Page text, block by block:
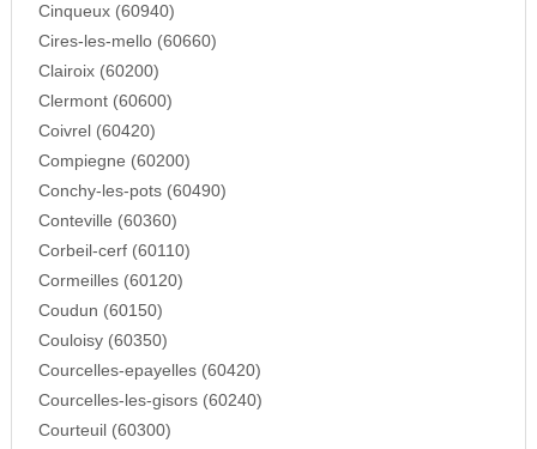
Cinqueux (60940)
Cires-les-mello (60660)
Clairoix (60200)
Clermont (60600)
Coivrel (60420)
Compiegne (60200)
Conchy-les-pots (60490)
Conteville (60360)
Corbeil-cerf (60110)
Cormeilles (60120)
Coudun (60150)
Couloisy (60350)
Courcelles-epayelles (60420)
Courcelles-les-gisors (60240)
Courteuil (60300)